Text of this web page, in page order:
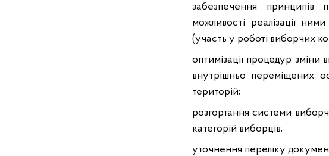
забезпечення принципів
можливості реалізації
(участь у роботі виборчих
оптимізації процедур зміни
внутрішньо переміщених
територій;
розгортання системи
категорій виборців;
уточнення переліку